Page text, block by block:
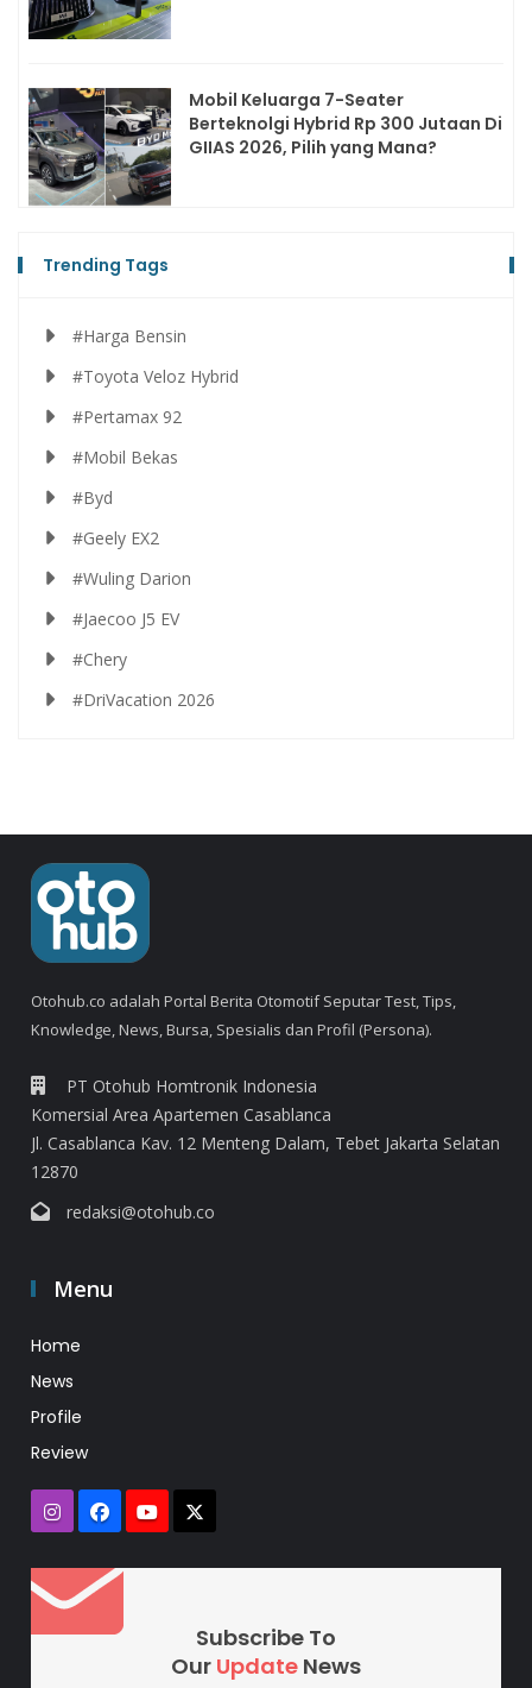
Mobil Keluarga 7-Seater
Berteknolgi Hybrid Rp 300 Jutaan Di
GIIAS 2026, Pilih yang Mana?
Trending Tags
#Harga Bensin
#Toyota Veloz Hybrid
#Pertamax 92
#Mobil Bekas
#Byd
#Geely EX2
#Wuling Darion
#Jaecoo J5 EV
#Chery
#DriVacation 2026
Otohub.co adalah Portal Berita Otomotif Seputar Test, Tips,
Knowledge, News, Bursa, Spesialis dan Profil (Persona).
PT Otohub Homtronik Indonesia
Komersial Area Apartemen Casablanca
Jl. Casablanca Kav. 12 Menteng Dalam, Tebet Jakarta Selatan
12870
redaksi@otohub.co
Menu
Home
News
Profile
Review
Subscribe To
Our Update News